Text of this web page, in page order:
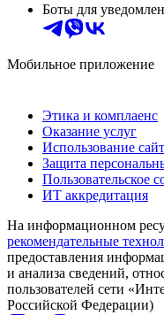
Боты для
Мобильное приложение
Этика и комплаенс
Оказание услуг
Использование
Защита
Пользовательское
ИТ аккредитация
На информационном
рекомендательные
предоставления
и анализа сведений,
пользователей сети
Российской Федерации)